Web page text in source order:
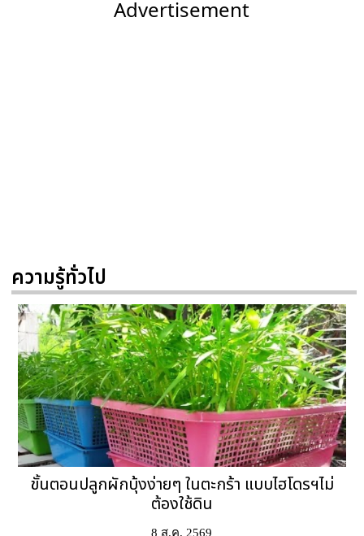
Advertisement
ความรู้ทั่วไป
ขั้นตอนปลูกผักบุ้งง่ายๆ ในตะกร้า แบบไฮโดรฯไม่
ต้องใช้ดิน
8 ส.ค. 2569